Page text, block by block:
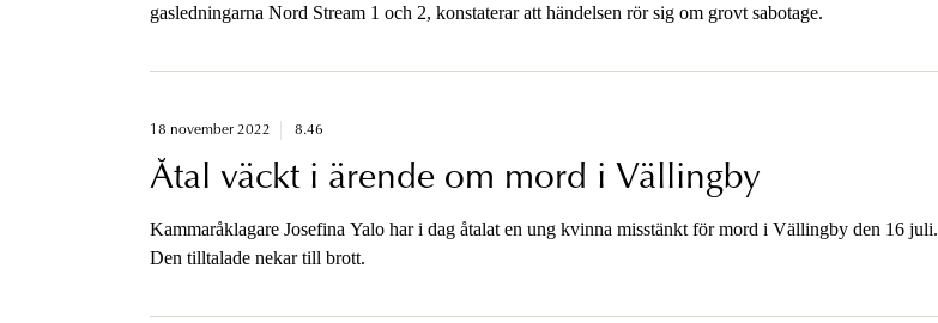
gasledningarna Nord Stream 1 och 2, konstaterar att händelsen rör sig om grovt sabotage.
18 november 2022 8.46
Åtal väckt i ärende om mord i Vällingby
Kammaråklagare Josefina Yalo har i dag åtalat en ung kvinna misstänkt för mord i Vällingby den 16 juli.
Den tilltalade nekar till brott.